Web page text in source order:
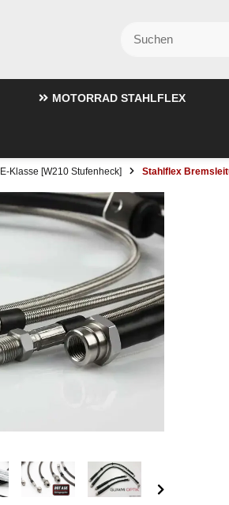
MOTORRAD STAHLFLEX
E-Klasse [W210 Stufenheck] Stahlflex